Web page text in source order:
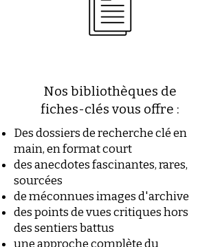
Nos bibliothèques de
fiches-clés vous offre :
Des dossiers de recherche clé en
main, en format court
des anecdotes fascinantes, rares,
sourcées
de méconnues images d'archive
des points de vues critiques hors
des sentiers battus
une approche complète du